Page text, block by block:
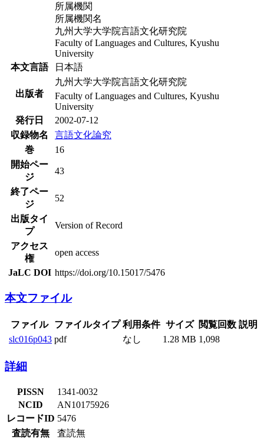
所属機関
所属機関名
九州大学大学院言語文化研究院
Faculty of Languages and Cultures, Kyushu
University
本文言語
日本語
出版者
九州大学大学院言語文化研究院
Faculty of Languages and Cultures, Kyushu
University
発行日
2002-07-12
収録物名
言語文化論究
巻
16
開始ペー
ジ
43
終了ペー
ジ
52
出版タイ
プ
Version of Record
アクセス
権
open access
JaLC DOI https://doi.org/10.15017/5476
本文ファイル
ファイル ファイルタイプ 利用条件 サイズ 閲覧回数 説明
slc016p043 pdf なし 1.28 MB 1,098
詳細
PISSN
1341-0032
NCID
AN10175926
レコードID 5476
査読有無
査読無